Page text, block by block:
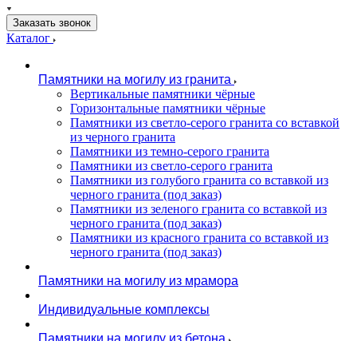
Заказать звонок
Каталог
Памятники на могилу из гранита
Вертикальные памятники чёрные
Горизонтальные памятники чёрные
Памятники из светло-серого гранита со вставкой
из черного гранита
Памятники из темно-серого гранита
Памятники из светло-серого гранита
Памятники из голубого гранита со вставкой из
черного гранита (под заказ)
Памятники из зеленого гранита со вставкой из
черного гранита (под заказ)
Памятники из красного гранита со вставкой из
черного гранита (под заказ)
Памятники на могилу из мрамора
Индивидуальные комплексы
Памятники на могилу из бетона